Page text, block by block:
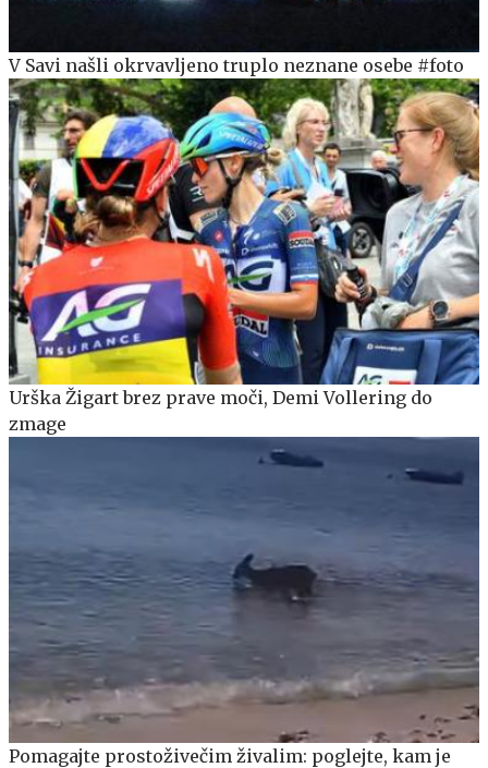
V Savi našli okrvavljeno truplo neznane osebe #foto
Urška Žigart brez prave moči, Demi Vollering do
zmage
Pomagajte prostoživečim živalim: poglejte, kam je